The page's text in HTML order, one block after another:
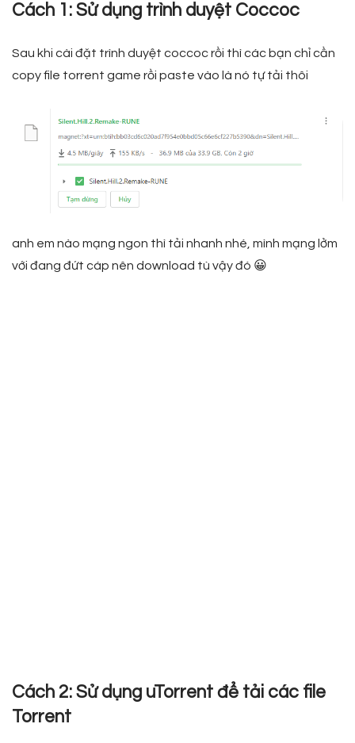
Cách 1: Sử dụng trình duyệt Coccoc
Sau khi cài đặt trình duyệt coccoc rồi thì các bạn chỉ cần
copy file torrent game rồi paste vào là nó tự tải thôi
anh em nào mạng ngon thì tải nhanh nhé, mình mạng lởm
với đang đứt cáp nên download tù vậy đó 😀
Cách 2: Sử dụng uTorrent để tải các file
Torrent